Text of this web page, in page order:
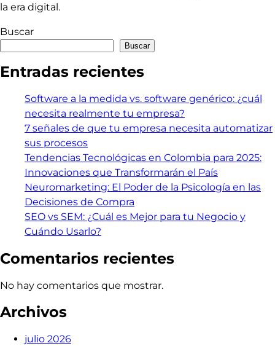
la era digital.
Buscar
Buscar
Entradas recientes
Software a la medida vs. software genérico: ¿cuál
necesita realmente tu empresa?
7 señales de que tu empresa necesita automatizar
sus procesos
Tendencias Tecnológicas en Colombia para 2025:
Innovaciones que Transformarán el País
Neuromarketing: El Poder de la Psicología en las
Decisiones de Compra
SEO vs SEM: ¿Cuál es Mejor para tu Negocio y
Cuándo Usarlo?
Comentarios recientes
No hay comentarios que mostrar.
Archivos
julio 2026